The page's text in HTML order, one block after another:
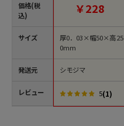
価格(税
込)
サイズ
発送元
レビュー
￥228
厚0．03×幅50×高25
0mm
シモジマ
5(1)